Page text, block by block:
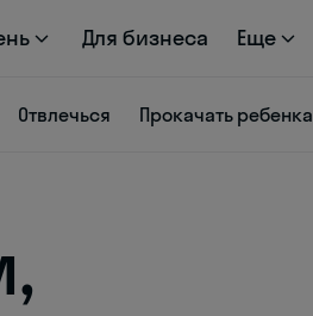
Для бизнеса Еще
Отвлечься Прокачать ребенка